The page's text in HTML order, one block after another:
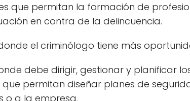
que permitan la formación de
en contra de la delincuencia.
el criminólogo tiene más
debe dirigir, gestionar y planificar
permitan diseñar planes de
o a la empresa.